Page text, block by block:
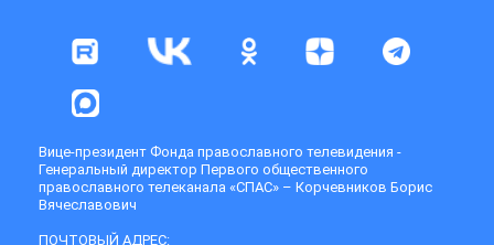
Вице-президент Фонда православного телевидения -
Генеральный директор Первого общественного
православного телеканала «СПАС» – Корчевников Борис
Вячеславович
ПОЧТОВЫЙ АДРЕС: